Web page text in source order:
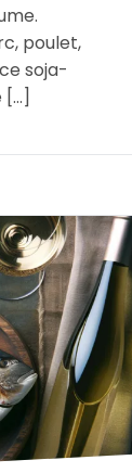
poulet,
soja-
[…]